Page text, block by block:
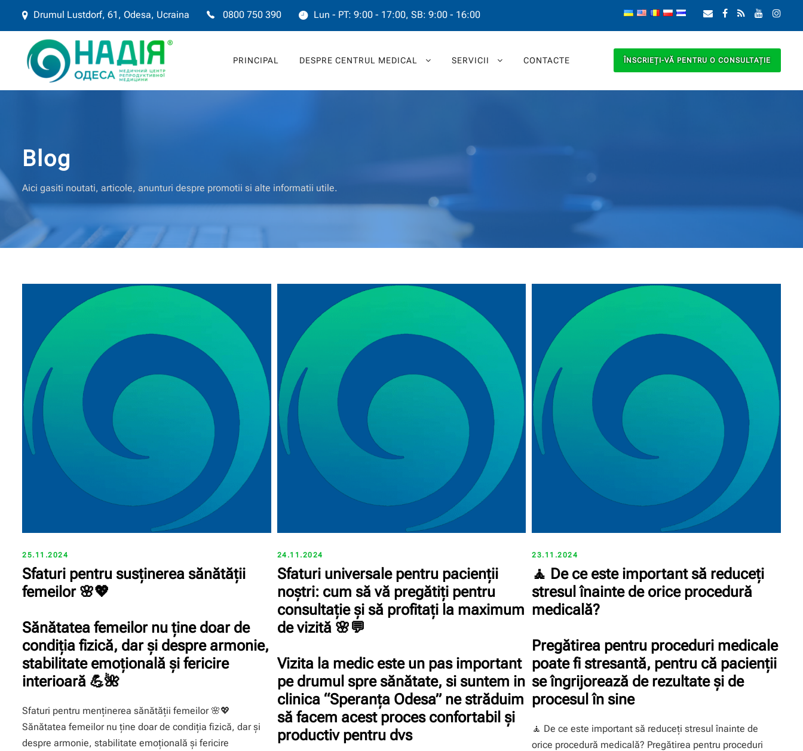
Drumul Lustdorf, 61, Odesa, Ucraina 0800 750 390 Lun - PT: 9:00 - 17:00, SB: 9:00 - 16:00
PRINCIPAL DESPRE CENTRUL MEDICAL SERVICII CONTACTE ÎNSCRIEȚI-VĂ PENTRU O CONSULTAȚIE
Blog
Aici gasiti noutati, articole, anunturi despre promotii si alte informatii utile.
25.11.2024
Sfaturi pentru susținerea sănătății
femeilor 🌸💖
Sănătatea femeilor nu ține doar de
condiția fizică, dar și despre armonie,
stabilitate emoțională și fericire
interioară 💪🌺
Sfaturi pentru menținerea sănătății femeilor 🌸💖
Sănătatea femeilor nu ține doar de condiția fizică, dar și
despre armonie, stabilitate emoțională și fericire
24.11.2024
Sfaturi universale pentru pacienții
noștri: cum să vă pregătiți pentru
consultație și să profitați la maximum
de vizită 🌸💬
Vizita la medic este un pas important
pe drumul spre sănătate, si suntem in
clinica “Speranţa Odesa” ne străduim
să facem acest proces confortabil și
productiv pentru dvs
23.11.2024
🧘 De ce este important să reduceți
stresul înainte de orice procedură
medicală?
Pregătirea pentru proceduri medicale
poate fi stresantă, pentru că pacienții
se îngrijorează de rezultate și de
procesul în sine
🧘 De ce este important să reduceți stresul înainte de
orice procedură medicală? Pregătirea pentru proceduri